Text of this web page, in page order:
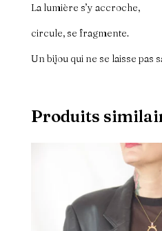
La lumière s’y accroche,
circule, se fragmente.
Un bijou qui ne se laisse pas
Produits